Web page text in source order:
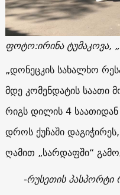
ფოტო:ირინა ტუმაკოვა,
„დონეცკის სახალხო
მდე კომენდატის საათი
რიგს დილის 4 საათიდან
დროს ქუჩაში
ღამით „სარდაფში“
-რუსეთის პასპორტი